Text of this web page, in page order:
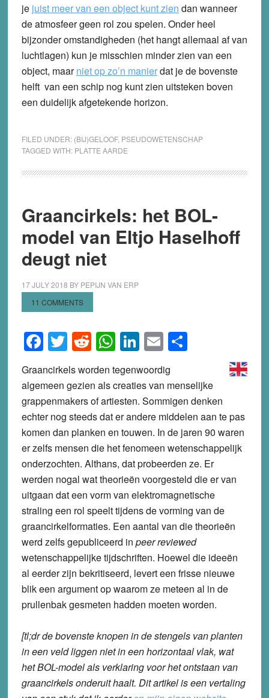
je juist meer van een object kunt zien dan wanneer
de atmosfeer geen rol zou spelen. Onder heel
bijzonder omstandigheden (het hangt allemaal af van
luchtlagen) kun je misschien minder zien van een
object, maarniet op zo’n manierdat je de bovenste
helft van een schip nog kunt zien uitsteken boven
een duidelijk afgetekende horizon.
FILED UNDER: (BIJ)GELOOF, PSEUDOWETENSCHAP
TAGGED WITH: PLATTE AARDE
Graancirkels: het BOL-
model van Eltjo Haselhoff
deugt niet
17 JULY 2018 BY PEPIJN VAN ERP
11 COMMENTS
Facebook
Twitter
Reddit
WhatsApp
LinkedIn
EmailShare
Graancirkels worden tegenwoordig
algemeen gezien als creaties van menselijke
grappenmakers of artiesten. Sommigen denken
echter nog steeds dat er andere middelen aan te pas
komen dan planken en touwen. In de jaren 90 waren
er zelfs mensen die het fenomeen wetenschappelijk
onderzochten. Althans, dat probeerden ze. Er
werden nogal wat theorieën voorgesteld die er van
uitgaan dat een vorm van elektromagnetische
straling een rol speelt tijdens de vorming van de
graancirkelformaties. Een aantal van die theorieën
werd zelfs gepubliceerd in peer reviewed
wetenschappelijke tijdschriften. Hoewel die ideeën
al eerder zijn bekritiseerd, levert een frisse nieuwe
blik een argument op waarom ze meteen al in de
prullenbak gesmeten hadden moeten worden.
[tl;dr de bovenste knopen in de stengels van planten
in een veld liggen niet in een horizontaal vlak, wat
het BOL-model als verklaring voor het ontstaan van
graancirkels onderuit haalt. Dit artikel is een vertaling